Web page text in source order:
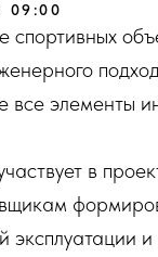
09:00
все элементы
в
эксплуатации